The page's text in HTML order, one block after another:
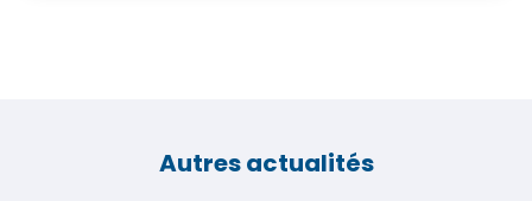
Autres actualités